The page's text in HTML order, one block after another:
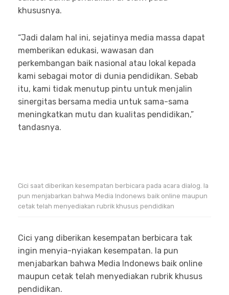
khususnya.
“Jadi dalam hal ini, sejatinya media massa dapat
memberikan edukasi, wawasan dan
perkembangan baik nasional atau lokal kepada
kami sebagai motor di dunia pendidikan. Sebab
itu, kami tidak menutup pintu untuk menjalin
sinergitas bersama media untuk sama-sama
meningkatkan mutu dan kualitas pendidikan,”
tandasnya.
Cici saat diberikan kesempatan berbicara pada acara dialog. Ia
pun menjabarkan bahwa Media Indonews baik online maupun
cetak telah menyediakan rubrik khusus pendidikan
Cici yang diberikan kesempatan berbicara tak
ingin menyia-nyiakan kesempatan. Ia pun
menjabarkan bahwa Media Indonews baik online
maupun cetak telah menyediakan rubrik khusus
pendidikan.